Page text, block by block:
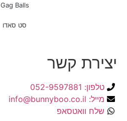
Gag Balls
סט סאדו
יצירת קשר
טלפון: 052-9597881
מייל: info@bunnyboo.co.il
שלח וואטסאפ